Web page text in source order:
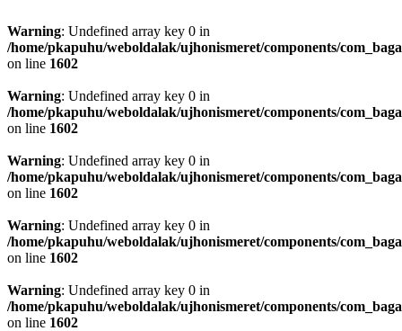
Warning: Undefined array key 0 in
/home/pkapuhu/weboldalak/ujhonismeret/components/
on line 1602
Warning: Undefined array key 0 in
/home/pkapuhu/weboldalak/ujhonismeret/components/
on line 1602
Warning: Undefined array key 0 in
/home/pkapuhu/weboldalak/ujhonismeret/components/
on line 1602
Warning: Undefined array key 0 in
/home/pkapuhu/weboldalak/ujhonismeret/components/
on line 1602
Warning: Undefined array key 0 in
/home/pkapuhu/weboldalak/ujhonismeret/components/
on line 1602